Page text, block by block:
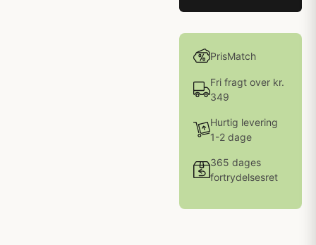
PrisMatch
Fri fragt over kr.
349
Hurtig levering
1-2 dage
365 dages
fortrydelsesret